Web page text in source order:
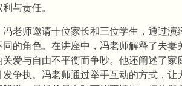
与责任。
老师邀请十位家长和三位学生，通过
的角色。在讲座中，冯老师解释了夫
爱与自由不平衡而争吵。他还阐述了
争执。冯老师通过举手互动的方式，